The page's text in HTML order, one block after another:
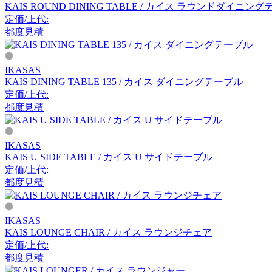
アルナイ
アステップ
AZUMAYA
アズマヤ
B-LINE
ビーライン
B.C. SAN MICHELE
KAIS ROUND DINING TABLE / カイス ラウンドダイニング
定価/上代:
都度見積
IKASAS
KAIS DINING TABLE 135 / カイス ダイニングテーブル
定価/上代:
都度見積
IKASAS
KAIS U SIDE TABLE / カイス U サイドテーブル
定価/上代:
都度見積
IKASAS
KAIS LOUNGE CHAIR / カイス ラウンジチェア
定価/上代:
都度見積